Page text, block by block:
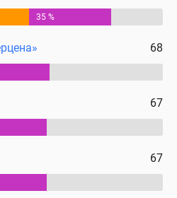
35 %
68
67
67